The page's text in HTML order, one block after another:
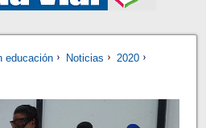
educación Noticias
2020